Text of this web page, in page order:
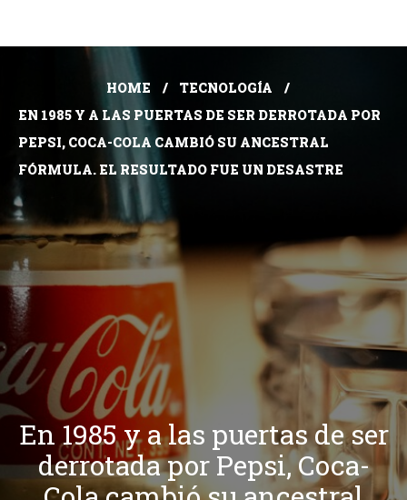
HOME
TECNOLOGÍA
EN 1985 Y A LAS PUERTAS DE SER DERROTADA POR
PEPSI, COCA-COLA CAMBIÓ SU ANCESTRAL
FÓRMULA. EL RESULTADO FUE UN DESASTRE
En 1985 y a las puertas de ser
derrotada por Pepsi, Coca-